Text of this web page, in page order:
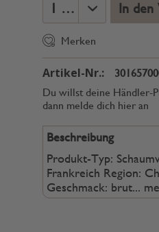
In
Merken
Artikel-Nr.:
Du willst deine Händler-
dann melde dich hier an
Beschreibung
Produkt-Typ:
Frankreich Region:
Geschmack: brut...